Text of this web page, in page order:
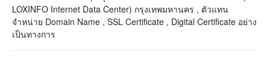
LOXINFO Internet Data Center) กรุงเทพมหานคร , ตัวแทน
จำหน่าย Domain Name , SSL Certificate , Digital Certificate อย่าง
เป็นทางการ